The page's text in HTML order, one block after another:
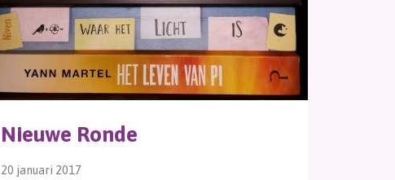
Nieuwe Ronde
20 januari 2017